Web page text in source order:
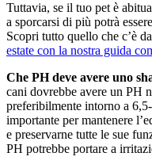
Tuttavia, se il tuo pet è
a sporcarsi di più potrà
Scopri tutto quello che c’è
estate con la nostra guida
Che PH deve avere uno
cani dovrebbe avere un PH
preferibilmente intorno a
importante per mantenere
e preservarne tutte le sue
PH potrebbe portare a